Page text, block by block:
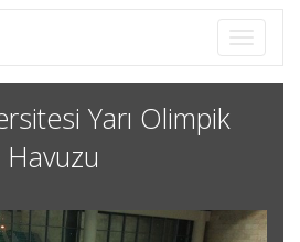
Yarı Olimpik
Havuzu